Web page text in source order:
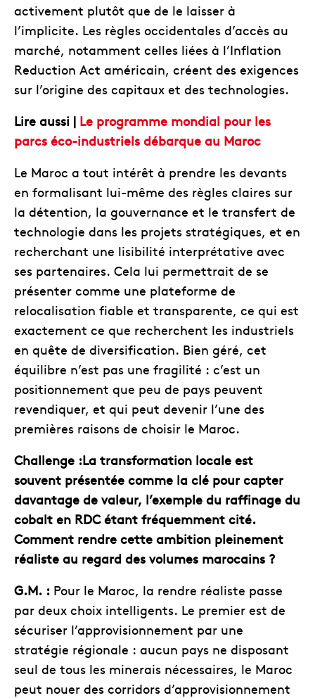
activement plutôt que de le laisser à
l’implicite. Les règles occidentales d’accès au
marché, notamment celles liées à l’Inflation
Reduction Act américain, créent des exigences
sur l’origine des capitaux et des technologies.
Lire aussi | Le programme mondial pour les
parcs éco-industriels débarque au Maroc
Le Maroc a tout intérêt à prendre les devants
en formalisant lui-même des règles claires sur
la détention, la gouvernance et le transfert de
technologie dans les projets stratégiques, et en
recherchant une lisibilité interprétative avec
ses partenaires. Cela lui permettrait de se
présenter comme une plateforme de
relocalisation fiable et transparente, ce qui est
exactement ce que recherchent les industriels
en quête de diversification. Bien géré, cet
équilibre n’est pas une fragilité : c’est un
positionnement que peu de pays peuvent
revendiquer, et qui peut devenir l’une des
premières raisons de choisir le Maroc.
Challenge :La transformation locale est
souvent présentée comme la clé pour capter
davantage de valeur, l’exemple du raffinage du
cobalt en RDC étant fréquemment cité.
Comment rendre cette ambition pleinement
réaliste au regard des volumes marocains ?
G.M. : Pour le Maroc, la rendre réaliste passe
par deux choix intelligents. Le premier est de
sécuriser l’approvisionnement par une
stratégie régionale : aucun pays ne disposant
seul de tous les minerais nécessaires, le Maroc
peut nouer des corridors d’approvisionnement